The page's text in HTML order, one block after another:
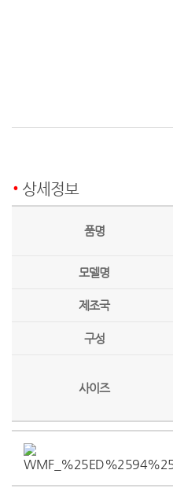
상세정보
품명
모델명
제조국
구성
사이즈